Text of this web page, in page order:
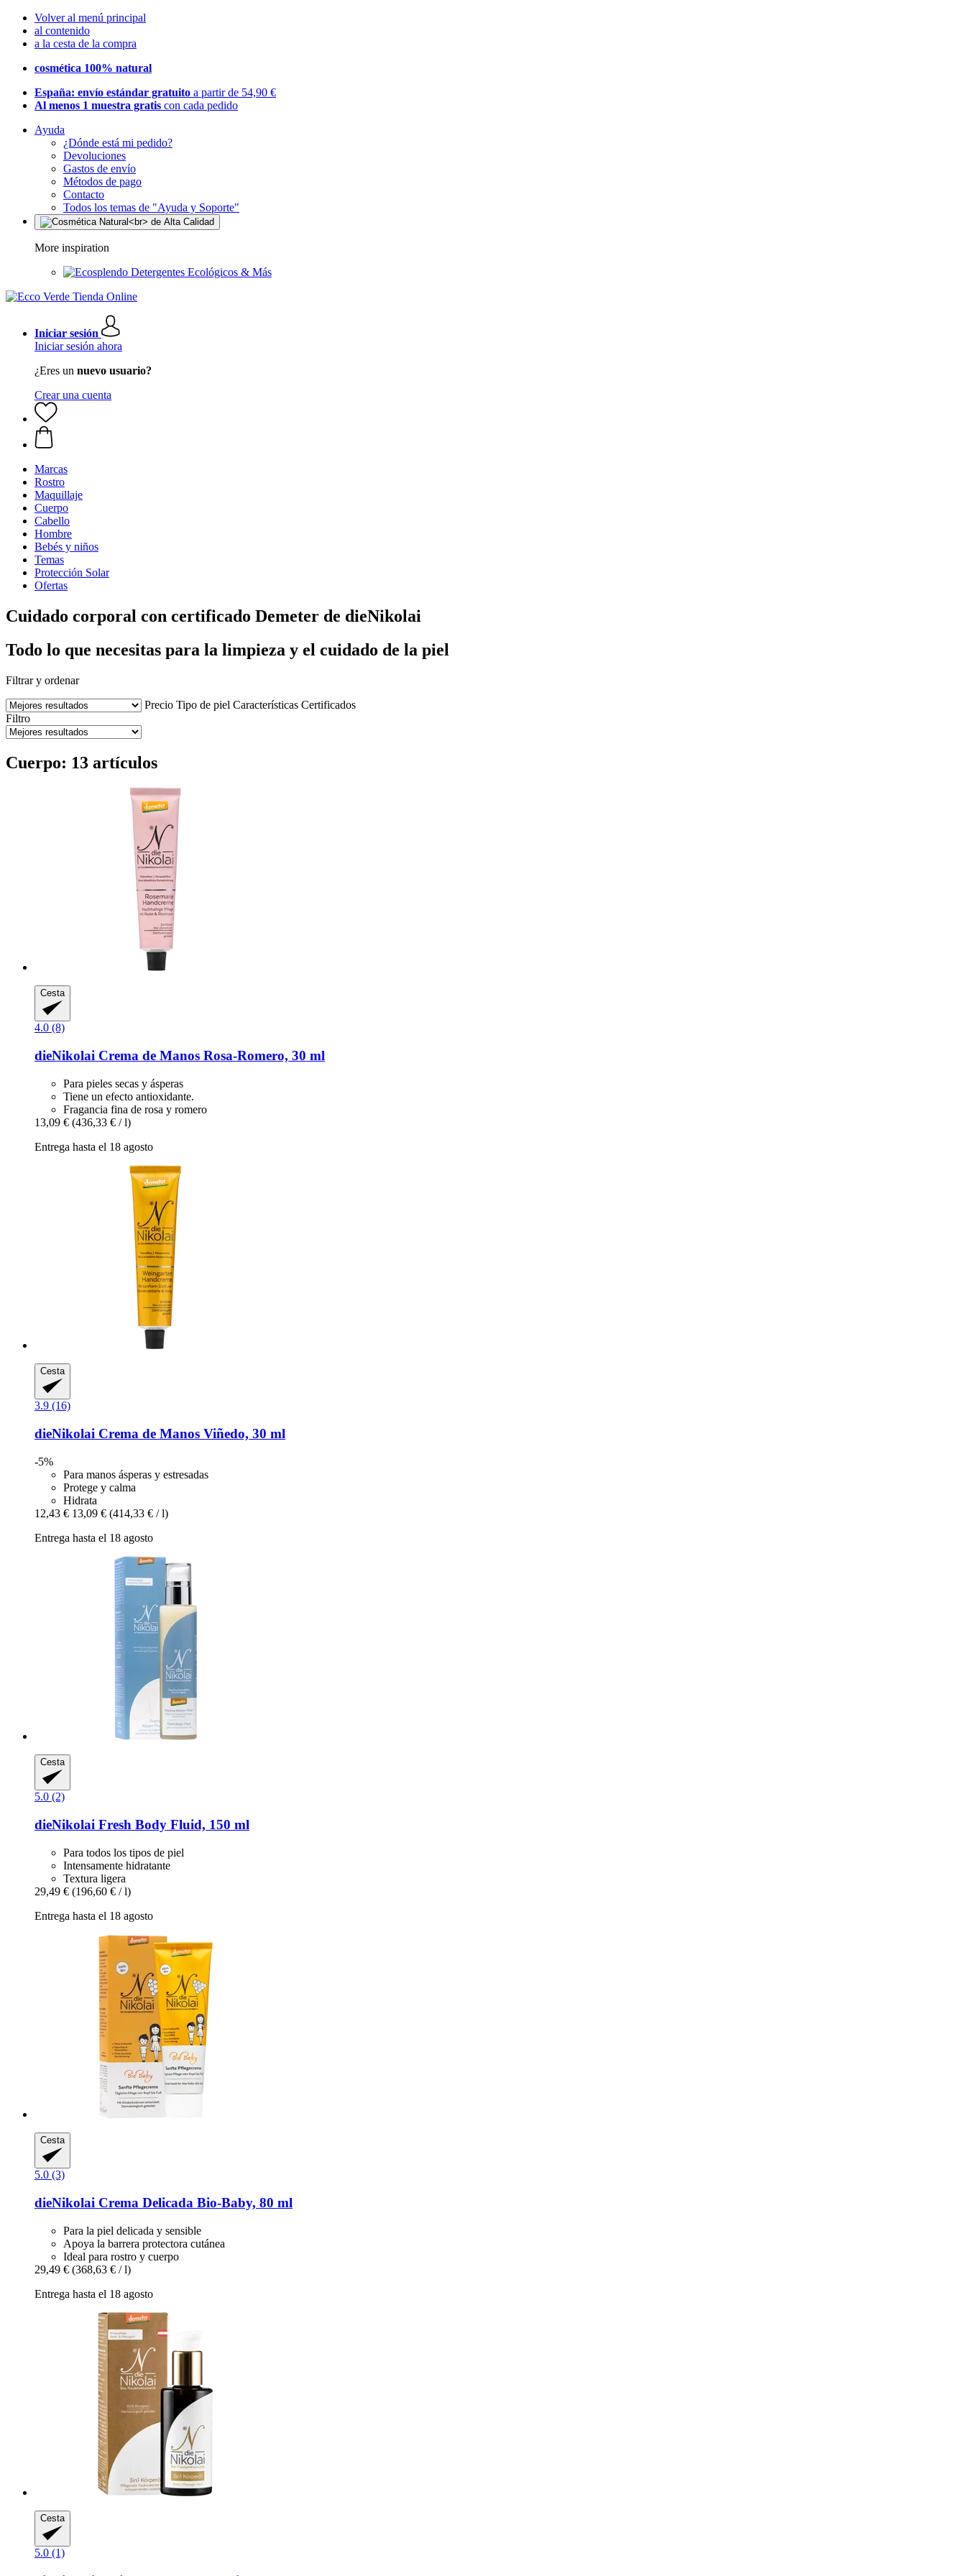
Volver al menú principal
al contenido
a la cesta de la compra
cosmética 100% natural
España: envío estándar gratuito a partir de 54,90 €
Al menos 1 muestra gratis con cada pedido
Ayuda
¿Dónde está mi pedido?
Devoluciones
Gastos de envío
Métodos de pago
Contacto
Todos los temas de "Ayuda y Soporte"
More inspiration
Detergentes Ecológicos & Más
Iniciar sesión
Iniciar sesión ahora
¿Eres un nuevo usuario?
Crear una cuenta
Marcas
Rostro
Maquillaje
Cuerpo
Cabello
Hombre
Bebés y niños
Temas
Protección Solar
Ofertas
Cuidado corporal con certificado Demeter de dieNikolai
Todo lo que necesitas para la limpieza y el cuidado de la piel
Filtrar y ordenar
Precio Tipo de piel Características Certificados
Filtro
Cuerpo: 13 artículos
Cesta
4.0 (8)
dieNikolai Crema de Manos Rosa-​Romero, 30 ml
Para pieles secas y ásperas
Tiene un efecto antioxidante.
Fragancia fina de rosa y romero
13,09 € (436,33 € / l)
Entrega hasta el 18 agosto
Cesta
3.9 (16)
dieNikolai Crema de Manos Viñedo, 30 ml
-5%
Para manos ásperas y estresadas
Protege y calma
Hidrata
12,43 € 13,09 € (414,33 € / l)
Entrega hasta el 18 agosto
Cesta
5.0 (2)
dieNikolai Fresh Body Fluid, 150 ml
Para todos los tipos de piel
Intensamente hidratante
Textura ligera
29,49 € (196,60 € / l)
Entrega hasta el 18 agosto
Cesta
5.0 (3)
dieNikolai Crema Delicada Bio-​Baby, 80 ml
Para la piel delicada y sensible
Apoya la barrera protectora cutánea
Ideal para rostro y cuerpo
29,49 € (368,63 € / l)
Entrega hasta el 18 agosto
Cesta
5.0 (1)